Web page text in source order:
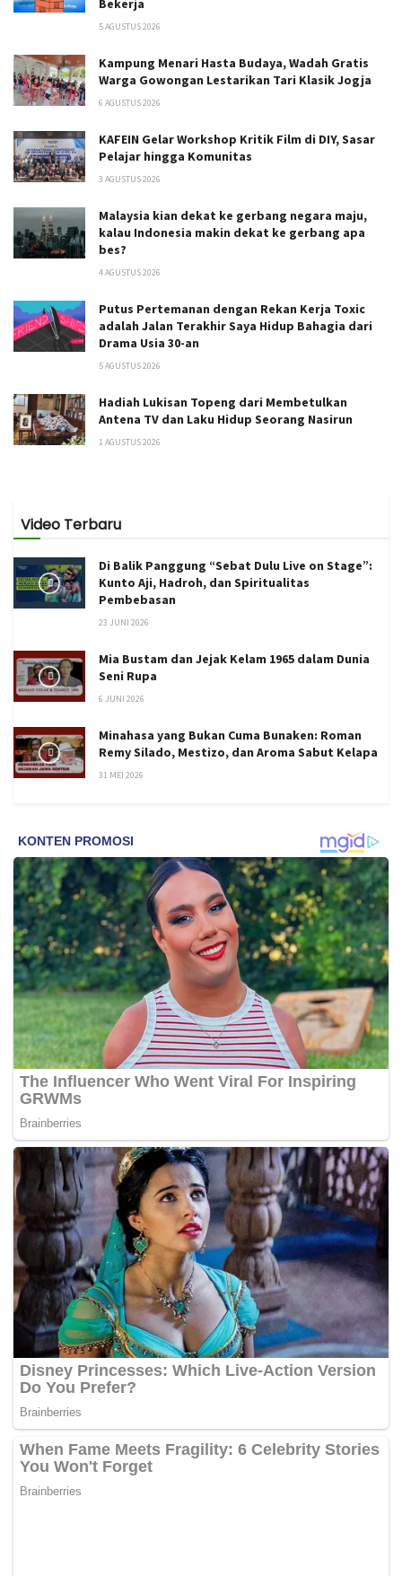
Bekerja
5 AGUSTUS 2026
Kampung Menari Hasta Budaya, Wadah Gratis
Warga Gowongan Lestarikan Tari Klasik Jogja
6 AGUSTUS 2026
KAFEIN Gelar Workshop Kritik Film di DIY, Sasar
Pelajar hingga Komunitas
3 AGUSTUS 2026
Malaysia kian dekat ke gerbang negara maju,
kalau Indonesia makin dekat ke gerbang apa
bes?
4 AGUSTUS 2026
Putus Pertemanan dengan Rekan Kerja Toxic
adalah Jalan Terakhir Saya Hidup Bahagia dari
Drama Usia 30-an
5 AGUSTUS 2026
Hadiah Lukisan Topeng dari Membetulkan
Antena TV dan Laku Hidup Seorang Nasirun
1 AGUSTUS 2026
Video Terbaru
Di Balik Panggung “Sebat Dulu Live on Stage”:
Kunto Aji, Hadroh, dan Spiritualitas
Pembebasan
23 JUNI 2026
Mia Bustam dan Jejak Kelam 1965 dalam Dunia
Seni Rupa
6 JUNI 2026
Minahasa yang Bukan Cuma Bunaken: Roman
Remy Silado, Mestizo, dan Aroma Sabut Kelapa
31 MEI 2026